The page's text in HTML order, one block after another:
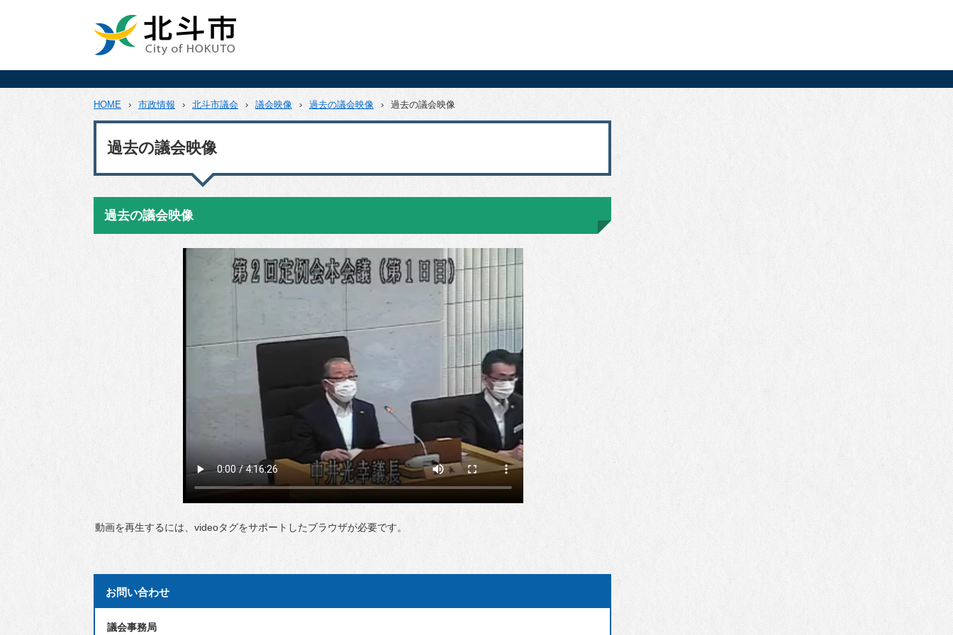
HOME › 市政情報 › 北斗市議会 › 議会映像 › 過去の議会映像 › 過去の議会映像
過去の議会映像
過去の議会映像
動画を再生するには、videoタグをサポートしたブラウザが必要です。
お問い合わせ
議会事務局